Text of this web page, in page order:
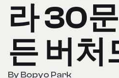
라 30
든 버처
ByBopyo Park